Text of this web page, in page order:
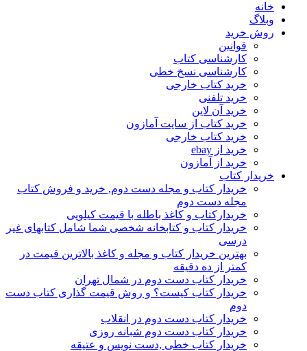
خانه
وبلاگ
روش خرید
قوانین
کارشناسی کتاب
کارشناسی نسخ خطی
خرید کتاب خارجی
خرید تلفنی
خرید آن لاین
خرید کتاب از سایت آمازون
خرید کتاب خارجی
خرید از ebay
خرید از آمازون
خریدار کتاب
خریدار کتاب و مجله دست دوم, خرید و فروش کتاب
مجله دست دوم
خریدارکتاب و کاغذ باطله با قیمت کیلویی
خریدار کتاب و کتابخانه شخصی شما شامل کتابهای غیر
درسی
بهترین خریدار کتاب و مجله و کاغذ بالاترین قیمت در
کمتر از ده دقیقه
خریدار کتاب دست دوم در شمال تهران
خریدار کتاب کیست؟ و روش قیمت گذاری کتاب دست
دوم
خریدار کتاب دست دوم در انقلاب
خریدار کتاب دست دوم شبانه روزی
خریدار کتاب خطی ,دست نویس و عتیقه